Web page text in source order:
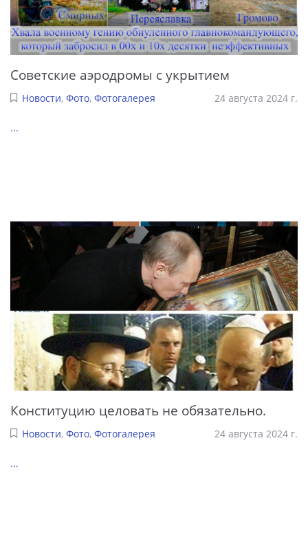
Советские аэродромы с укрытием
Новости, Фото, Фотогалерея 24 августа 2024 г.
...
Конституцию целовать не обязательно.
Новости, Фото, Фотогалерея 24 августа 2024 г.
...